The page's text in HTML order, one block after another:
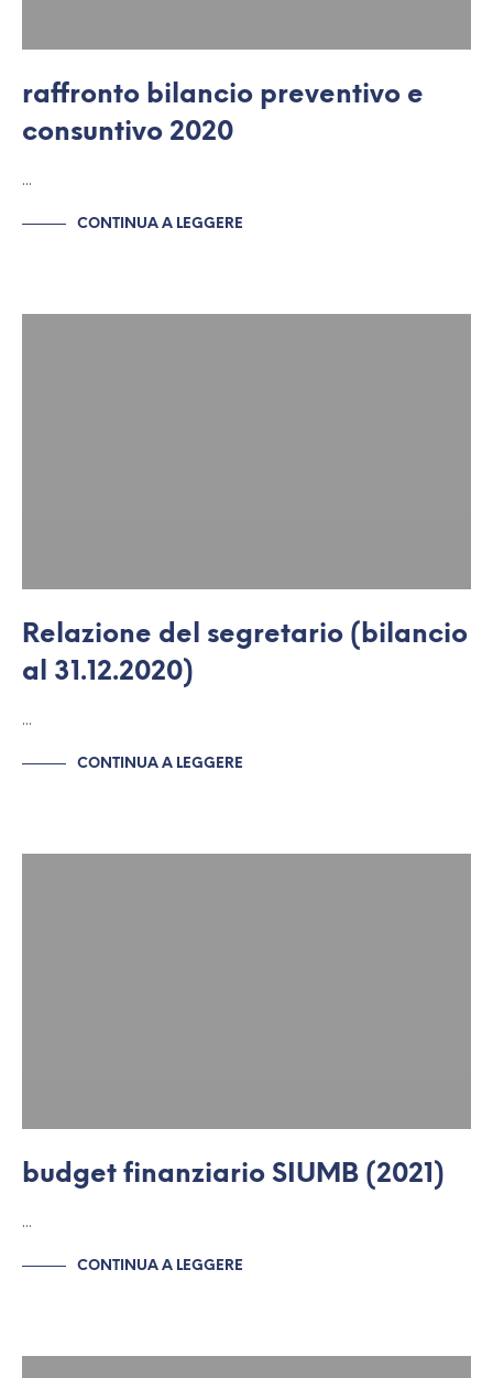
raffronto bilancio preventivo e
consuntivo 2020
…
CONTINUA A LEGGERE
Relazione del segretario (bilancio
al 31.12.2020)
…
CONTINUA A LEGGERE
budget finanziario SIUMB (2021)
…
CONTINUA A LEGGERE